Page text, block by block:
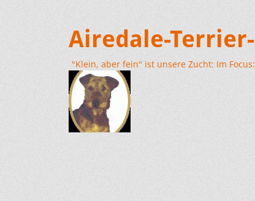
Airedale-
"Klein, aber fein" ist unsere Zucht: Im